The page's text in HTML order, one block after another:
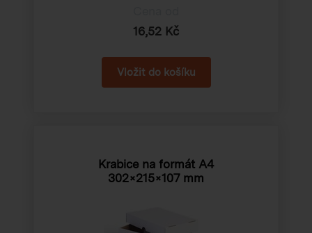
16,52 Kč
Krabice na formát A4
302×215×107 mm